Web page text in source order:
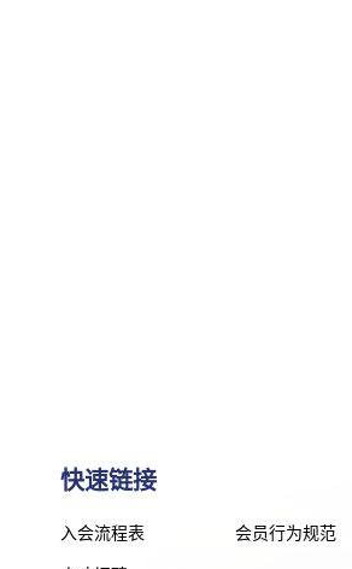
快速链接
入会流程表 会员行为规范